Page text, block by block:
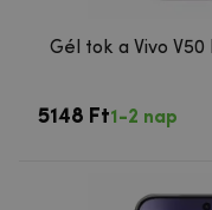
Gél tok a Vivo
5148 Ft1-2 nap